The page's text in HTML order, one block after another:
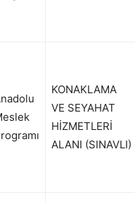
KONAKLAMA
VE SEYAHAT
HİZMETLERİ
ALANI (SINAVLI)